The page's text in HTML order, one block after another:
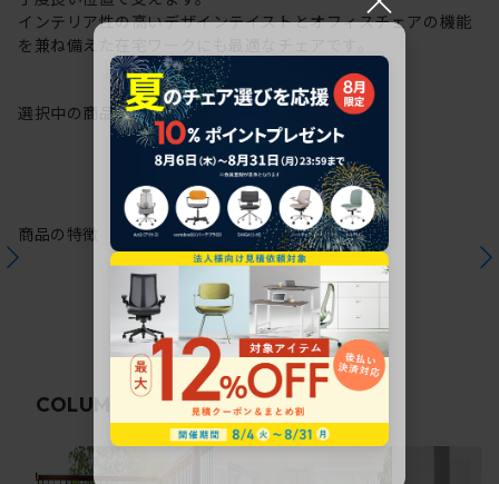
インテリア性の高いデザインテイストとオフィスチェアの機能
を兼ね備えた在宅ワークにも最適なチェアです。
選択中の商品情報保証注意事項
商品の特徴
COLUMN 関連コラム